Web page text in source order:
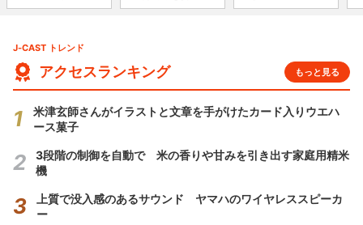
J-CAST トレンド
アクセスランキング もっと見る
米津玄師さんがイラストと文章を手がけたカード入りウエハ
ース菓子
3段階の制御を自動で 米の香りや甘みを引き出す家庭用精米
機
上質で没入感のあるサウンド ヤマハのワイヤレススピーカ
ー